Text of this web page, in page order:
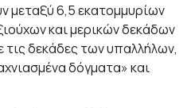
μεταξύ 6,5 εκατομμυρίων
και μερικών δεκάδων
δεκάδες των υπαλλήλων,
δόγματα» και